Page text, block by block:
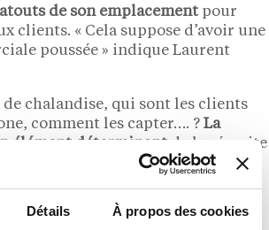
Détails À propos des cookies
de son emplacementpour
clients. « Cela suppose d’avoir une
poussée » indique Laurent
de chalandise, qui sont les clients
comment les capter…. ? La
élément déterminant de la réussite
local : publicité locale, bouche à
Toutes les actions
connaître l’activité sont
est donc préférable de choisir une